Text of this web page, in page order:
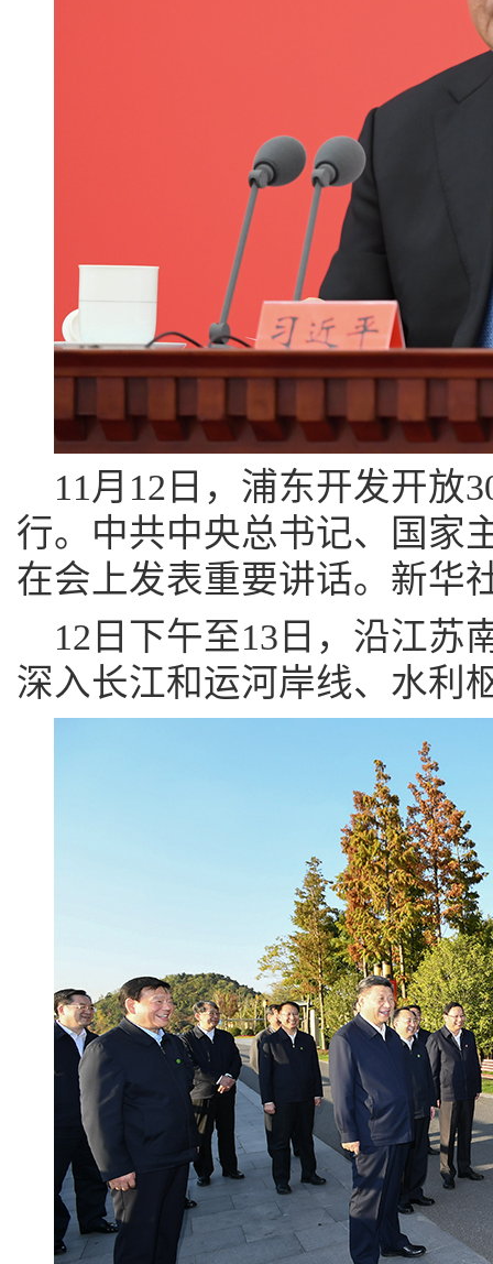
11月12日，浦东开发开放
行。中共中央总书记、国家
在会上发表重要讲话。新华
12日下午至13日，沿江苏
深入长江和运河岸线、水利